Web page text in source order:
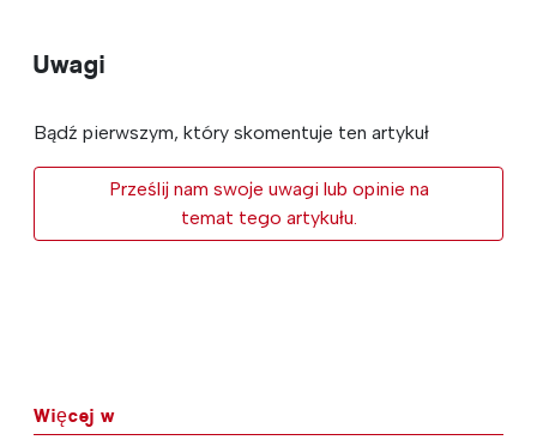
Uwagi
Bądź pierwszym, który skomentuje ten artykuł
Prześlij nam swoje uwagi lub opinie na
temat tego artykułu.
Więcej w